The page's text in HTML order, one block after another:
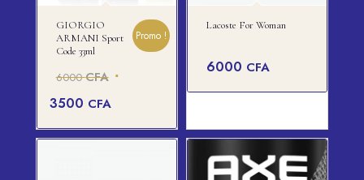
GIORGIO
ARMANI Sport
Code 33ml
6000CFA Le
initial
était :
3500 CFA
actuel
Promo !
Lacoste For Woman
6000 CFA